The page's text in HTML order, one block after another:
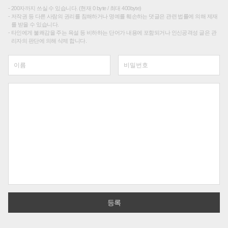
200자까지 쓰실 수 있습니다. (현재 0 byte / 최대 400byte)
저작권 등 다른 사람의 권리를 침해하거나 명예를 훼손하는 댓글은 관련 법률에 의해 제재
를 받을 수 있습니다.
타인에게 불쾌감을 주는 욕설 등 비하하는 단어가 내용에 포함되거나 인신공격성 글은 관
리자의 판단에 의해 삭제 합니다.